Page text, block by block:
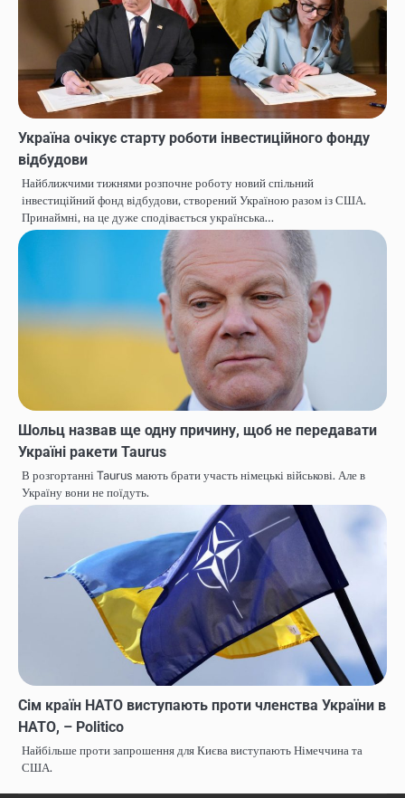
Україна очікує старту роботи інвестиційного фонду
відбудови
Найближчими тижнями розпочне роботу новий спільний
інвестиційний фонд відбудови, створений Україною разом із США.
Принаймні, на це дуже сподівається українська…
Шольц назвав ще одну причину, щоб не передавати
Україні ракети Taurus
В розгортанні Taurus мають брати участь німецькі військові. Але в
Україну вони не поїдуть.
Сім країн НАТО виступають проти членства України в
НАТО, – Politico
Найбільше проти запрошення для Києва виступають Німеччина та
США.